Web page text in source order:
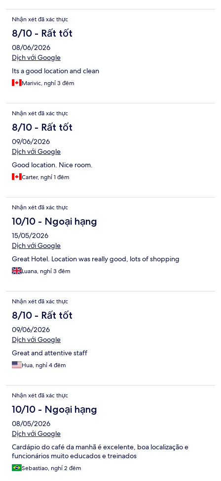
Nhận xét đã xác thực
8/10 - Rất tốt
08/06/2026
Dịch với Google
Its a good location and clean
Marivic, nghỉ 3 đêm
Nhận xét đã xác thực
8/10 - Rất tốt
09/06/2026
Dịch với Google
Good location. Nice room.
Carter, nghỉ 1 đêm
Nhận xét đã xác thực
10/10 - Ngoại hạng
15/05/2026
Dịch với Google
Great Hotel. Location was really good, lots of shopping
Luana, nghỉ 3 đêm
Nhận xét đã xác thực
8/10 - Rất tốt
09/06/2026
Dịch với Google
Great and attentive staff
Hua, nghỉ 4 đêm
Nhận xét đã xác thực
10/10 - Ngoại hạng
08/05/2026
Dịch với Google
Cardápio do café da manhã é excelente, boa localização e
funcionários muito educados e treinados
Sebastiao, nghỉ 2 đêm